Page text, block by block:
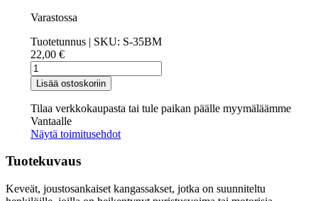
Varastossa
Tuotetunnus | SKU: S-35BM
22,00 €
Stirex
Yleissakset
määrä
Lisää ostoskoriin
Tilaa verkkokaupasta tai tule paikan päälle myymäläämme
Vantaalle
Näytä toimitusehdot
Tuotekuvaus
Keveät, joustosankaiset kangassakset, jotka on suunniteltu